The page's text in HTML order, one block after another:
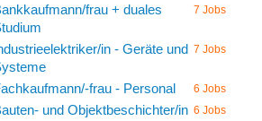
frau + duales
7 Jobs
in - Geräte und 7 Jobs
frau - Personal 6 Jobs
und Objektbeschichter/in 6 Jobs